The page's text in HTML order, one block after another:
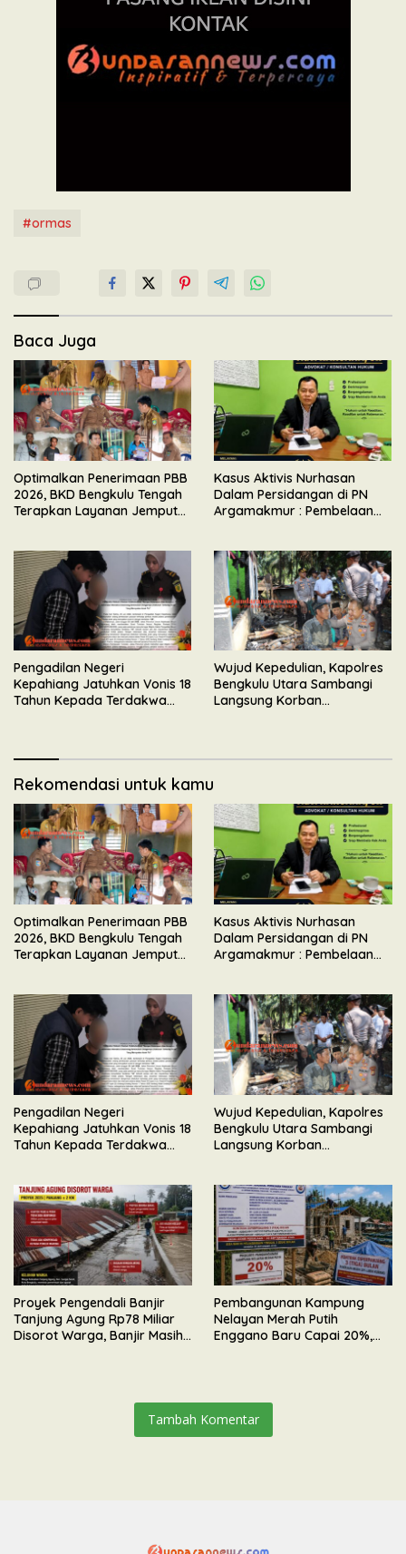
#ormas
Baca Juga
Optimalkan Penerimaan PBB
2026, BKD Bengkulu Tengah
Terapkan Layanan Jemput
Kasus Aktivis Nurhasan
Dalam Persidangan di PN
Argamakmur : Pembelaan
Keributan
Pengadilan Negeri
Kepahiang Jatuhkan Vonis 18
Tahun Kepada Terdakwa
Wujud Kepedulian, Kapolres
Bengkulu Utara Sambangi
Langsung Korban
Rekomendasi untuk kamu
Optimalkan Penerimaan PBB
2026, BKD Bengkulu Tengah
Terapkan Layanan Jemput
Kasus Aktivis Nurhasan
Dalam Persidangan di PN
Argamakmur : Pembelaan
Keributan
Pengadilan Negeri
Kepahiang Jatuhkan Vonis 18
Tahun Kepada Terdakwa
Wujud Kepedulian, Kapolres
Bengkulu Utara Sambangi
Langsung Korban
Proyek Pengendali Banjir
Tanjung Agung Rp78 Miliar
Disorot Warga, Banjir Masih
Pembangunan Kampung
Nelayan Merah Putih
Enggano Baru Capai 20%,
Tambah Komentar